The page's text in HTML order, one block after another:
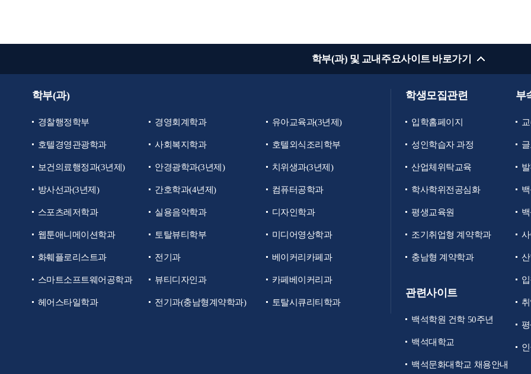
학부(과) 및 교내주요사이트 바로가기
학부(과)
경찰행정학부 경영회계학과 유아교육과(3년제)
호텔경영관광학과 사회복지학과 호텔외식조리학부
보건의료행정과(3년제) 안경광학과(3년제) 치위생과(3년제)
방사선과(3년제) 간호학과(4년제) 컴퓨터공학과
스포츠레저학과 실용음악학과 디자인학과
웹툰애니메이션학과 토탈뷰티학부 미디어영상학과
화훼플로리스트과 전기과 베이커리카페과
스마트소프트웨어공학과 뷰티디자인과 카페베이커리과
헤어스타일학과 전기과(충남형계약학과) 토탈시큐리티학과
학생모집관련
입학홈페이지
성인학습자 과정
산업체위탁교육
학사학위전공심화
평생교육원
조기취업형 계약학과
충남형 계약학과
관련사이트
백석학원 건학 50주년
백석대학교
백석문화대학교 채용안내
부